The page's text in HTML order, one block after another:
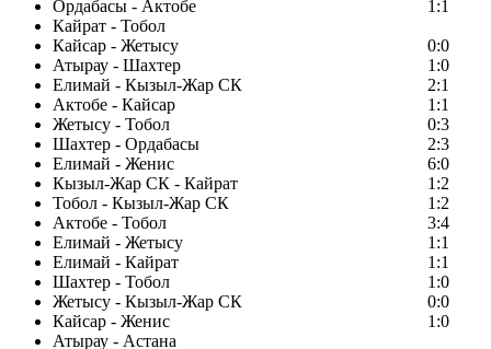
Ордабасы - Актобе
1:1
Кайрат - Тобол
Кайсар - Жетысу
0:0
Атырау - Шахтер
1:0
Елимай - Кызыл-Жар СК
2:1
Актобе - Кайсар
1:1
Жетысу - Тобол
0:3
Шахтер - Ордабасы
2:3
Елимай - Женис
6:0
Кызыл-Жар СК - Кайрат
1:2
Тобол - Кызыл-Жар СК
1:2
Актобе - Тобол
3:4
Елимай - Жетысу
1:1
Елимай - Кайрат
1:1
Шахтер - Тобол
1:0
Жетысу - Кызыл-Жар СК
0:0
Кайсар - Женис
1:0
Атырау - Астана